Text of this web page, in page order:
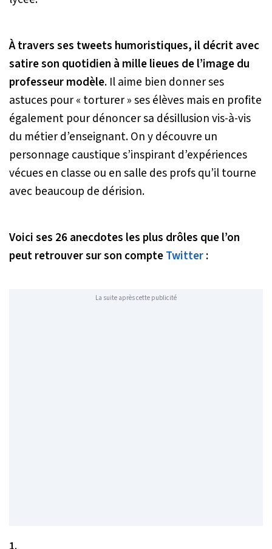
À travers ses tweets humoristiques, il décrit avec
satire son quotidien à mille lieues de l’image du
professeur modèle. Il aime bien donner ses
astuces pour « torturer » ses élèves mais en profite
également pour dénoncer sa désillusion vis-à-vis
du métier d’enseignant. On y découvre un
personnage caustique s’inspirant d’expériences
vécues en classe ou en salle des profs qu’il tourne
avec beaucoup de dérision.
Voici ses 26 anecdotes les plus drôles que l’on
peut retrouver sur son compteTwitter:
La suite après cette publicité